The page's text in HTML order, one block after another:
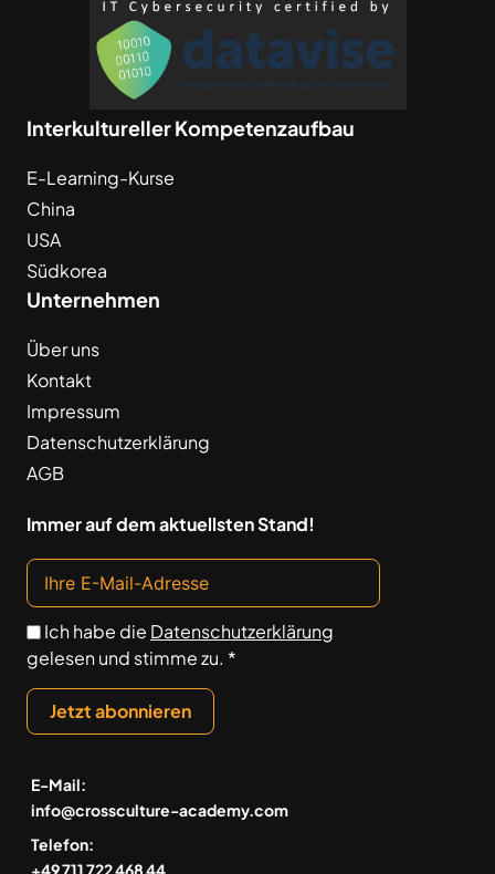
Interkultureller Kompetenzaufbau
E-Learning-Kurse
China
USA
Südkorea
Unternehmen
Über uns
Kontakt
Impressum
Datenschutzerklärung
AGB
Immer auf dem aktuellsten Stand!
Ich habe die Datenschutzerklärung
gelesen und stimme zu. *
Jetzt abonnieren
E-Mail:
info@crossculture-academy.com
Telefon:
+49 711 722 468 44